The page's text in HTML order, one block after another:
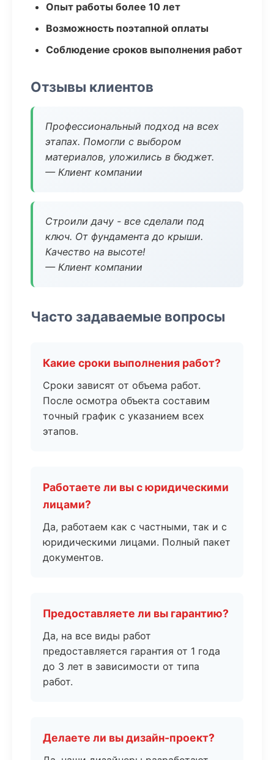
Опыт работы более 10 лет
Возможность поэтапной оплаты
Соблюдение сроков выполнения работ
Отзывы клиентов
Профессиональный подход на всех
этапах. Помогли с выбором
материалов, уложились в бюджет.
— Клиент компании
Строили дачу - все сделали под
ключ. От фундамента до крыши.
Качество на высоте!
— Клиент компании
Часто задаваемые вопросы
Какие сроки выполнения работ?
Сроки зависят от объема работ.
После осмотра объекта составим
точный график с указанием всех
этапов.
Работаете ли вы с юридическими
лицами?
Да, работаем как с частными, так и с
юридическими лицами. Полный пакет
документов.
Предоставляете ли вы гарантию?
Да, на все виды работ
предоставляется гарантия от 1 года
до 3 лет в зависимости от типа
работ.
Делаете ли вы дизайн-проект?